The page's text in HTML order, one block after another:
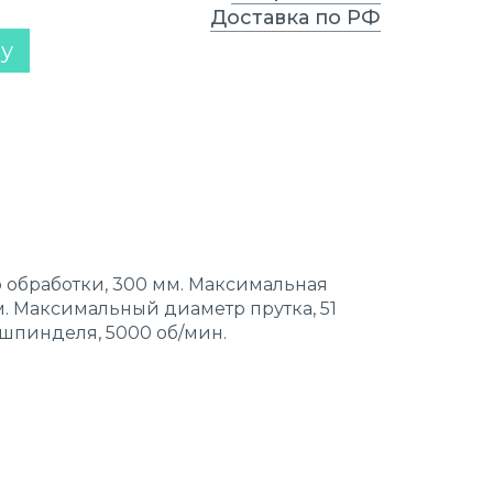
300 мм. Максимальная
Максимальный диаметр прутка, 51
5000 об/мин.
Доставка по РФ